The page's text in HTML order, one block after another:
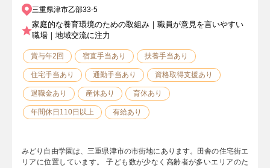
三重県津市乙部33-5
家庭的な養育環境のための取組み｜職員が意見を言いやすい
職場｜地域交流に注力
賞与年2回 宿直手当あり 扶養手当あり
住宅手当あり 通勤手当あり 資格取得支援あり
退職金あり 産休あり 育休あり
年間休日110日以上 有給あり
みどり自由学園は、三重県津市の市街地にあります。田舎の住宅街エ
リアに位置しています。 子ども数が少なく高齢者が多いエリアのた